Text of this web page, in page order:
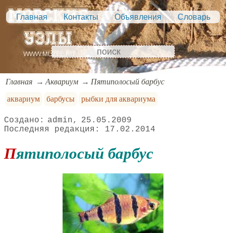
Главная Контакты Объявления Словарь
Главная Аквариум
Пятиполосый барбус
аквариум
барбусы рыбки для аквариума
admin
25.05.2009
17.02.2014
Пятиполосый барбус